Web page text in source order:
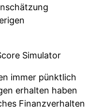
immer pünktlich
erhalten haben
Finanzverhalten